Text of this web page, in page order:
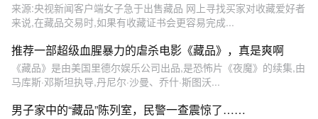
来源:央视新闻客户端女子急于出售藏品 网上寻找买家对收藏爱好者
来说,在藏品交易时,如果有收藏证书会更容易完成...
推荐一部超级血腥暴力的虐杀电影《藏品》，真是爽啊
《藏品》是由美国里德尔娱乐公司出品,是恐怖片《夜魔》的续集,由
马库斯·邓斯坦执导,丹尼尔·沙曼、乔什·斯图沃...
男子家中的“藏品”陈列室，民警一查震惊了……